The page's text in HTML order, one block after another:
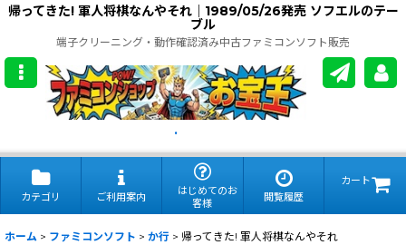
帰ってきた! 軍人将棋なんやそれ｜1989/05/26発売 ソフエルのテー
ブル
端子クリーニング・動作確認済み中古ファミコンソフト販売
.
カテゴリ ご利用案内
はじめてのお
客様
閲覧履歴
カート
ホーム > ファミコンソフト > か行 > 帰ってきた! 軍人将棋なんやそれ